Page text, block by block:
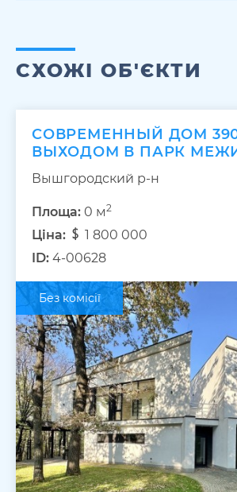
СХОЖІ ОБ'ЄКТИ
СОВРЕМЕННЫЙ ДОМ
ВЫХОДОМ В ПАРК
Вышгородский р-н
Площа: 0 м2
Ціна:
1 800 000
ID: 4-00628
Без комісії